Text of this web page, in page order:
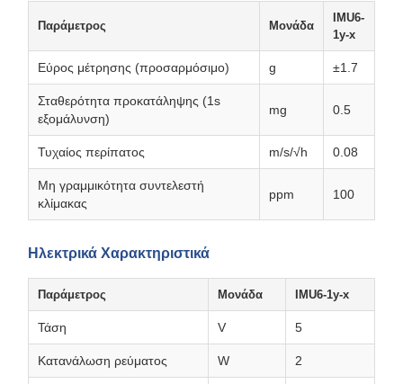
Παράμετρος Μονάδα
IMU6-
1y-x
Εύρος μέτρησης (προσαρμόσιμο) g ±1.7
Σταθερότητα προκατάληψης (1s
εξομάλυνση)
mg 0.5
Τυχαίος περίπατος m/s/√h 0.08
Μη γραμμικότητα συντελεστή
κλίμακας
ppm 100
Ηλεκτρικά Χαρακτηριστικά
Παράμετρος Μονάδα IMU6-1y-x
Τάση V 5
Κατανάλωση ρεύματος W 2